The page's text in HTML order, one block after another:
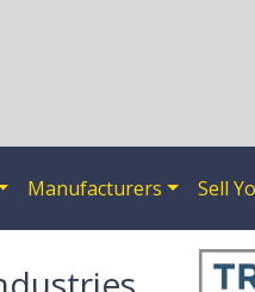
Manufacturers Sell